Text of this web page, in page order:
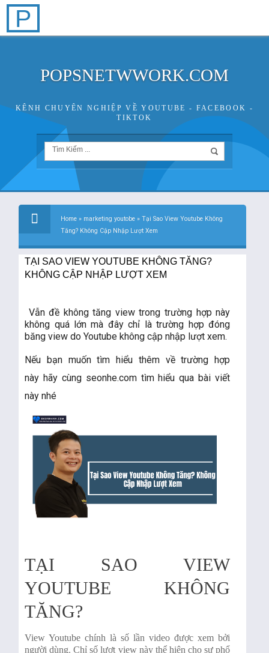
P
POPSNETWWORK.COM
KÊNH CHUYÊN NGHIỆP VỀ YOUTUBE - FACEBOOK -
TIKTOK
Home » marketing youtobe »Tại Sao View Youtube Không
Tăng? Không Cập Nhập Lượt Xem
TẠI SAO VIEW YOUTUBE KHÔNG TĂNG?
KHÔNG CẬP NHẬP LƯỢT XEM
Vẫn đề không tăng view trong trường hợp này
không quá lớn mà đây chỉ là trường hợp đóng
băng view do Youtube không cập nhập lượt xem.
Nếu bạn muốn tìm hiểu thêm về trường hợp
này hãy cùng seonhe.com tìm hiểu qua bài viết
này nhé
TẠI SAO VIEW
YOUTUBE KHÔNG
TĂNG?
View Youtube chính là số lần video được xem bởi
người dùng. Chỉ số lượt view này thể hiện cho sự phổ